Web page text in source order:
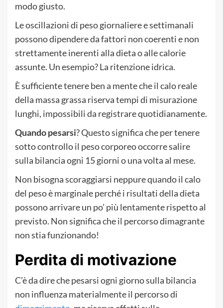
modo giusto.
Le oscillazioni di peso giornaliere e settimanali
possono dipendere da fattori non coerenti e non
strettamente inerenti alla dieta o alle calorie
assunte. Un esempio? La ritenzione idrica.
È sufficiente tenere ben a mente che il calo reale
della massa grassa riserva tempi di misurazione
lunghi, impossibili da registrare quotidianamente.
Quando pesarsi? Questo significa che per tenere
sotto controllo il peso corporeo occorre salire
sulla bilancia ogni 15 giorni o una volta al mese.
Non bisogna scoraggiarsi neppure quando il calo
del peso è marginale perché i risultati della dieta
possono arrivare un po’ più lentamente rispetto al
previsto. Non significa che il percorso dimagrante
non stia funzionando!
Perdita di motivazione
C’è da dire che pesarsi ogni giorno sulla bilancia
non influenza materialmente il percorso di